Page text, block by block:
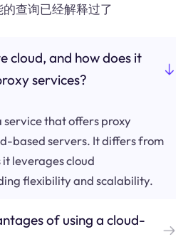
查询已经解释过了
cloud, and how does it
services?
service that offers proxy
based servers. It differs from
leverages cloud
flexibility and scalability.
of using a cloud-